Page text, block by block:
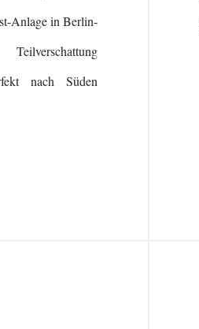
Anlage in Berlin-
nach Süden